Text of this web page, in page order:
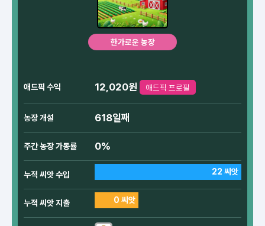
한가로운 농장
애드픽 수익 12,020원 애드픽 프로필
농장 개설 618일째
주간 농장 가동률 0%
누적 씨앗 수입 22 씨앗
누적 씨앗 지출 0 씨앗